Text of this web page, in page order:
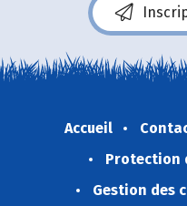
Accueil
Protection
Gestion des